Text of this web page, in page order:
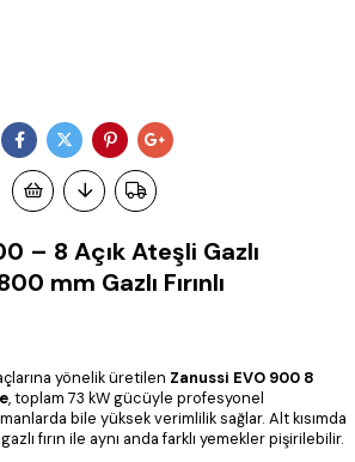
– 8 Açık Ateşli Gazlı
mm Gazlı Fırınlı
yönelik üretilen Zanussi EVO 900 8
, toplam 73 kW gücüyle profesyonel
bile yüksek verimlilik sağlar. Alt kısımda
fırın ile aynı anda farklı yemekler pişirilebilir.